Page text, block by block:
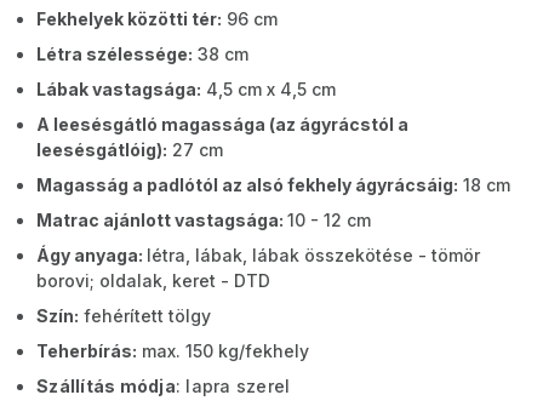
Fekhelyek közötti tér: 96 cm
Létra szélessége: 38 cm
Lábak vastagsága: 4,5 cm x 4,5 cm
A leesésgátló magassága (az ágyrácstól a
leesésgátlóig): 27 cm
Magasság a padlótól az alsó fekhely ágyrácsáig: 18 cm
Matrac ajánlott vastagsága: 10 - 12 cm
Ágy anyaga: létra, lábak, lábak összekötése - tömör
borovi; oldalak, keret - DTD
Szín: fehérített tölgy
Teherbírás: max. 150 kg/fekhely
Szállítás módja: lapra szerel